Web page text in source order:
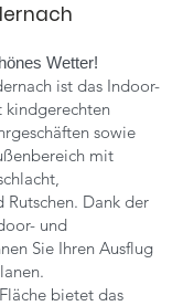
Wetter!
ist das Indoor-
kindgerechten
sowie
mit
Rutschen. Dank der
und
Sie Ihren Ausflug
bietet das